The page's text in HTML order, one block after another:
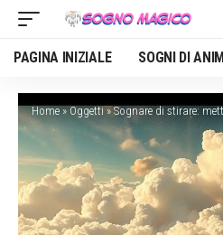
PAGINA INIZIALE SOGNI DI
Home»Oggetti » Sognare di stirare: